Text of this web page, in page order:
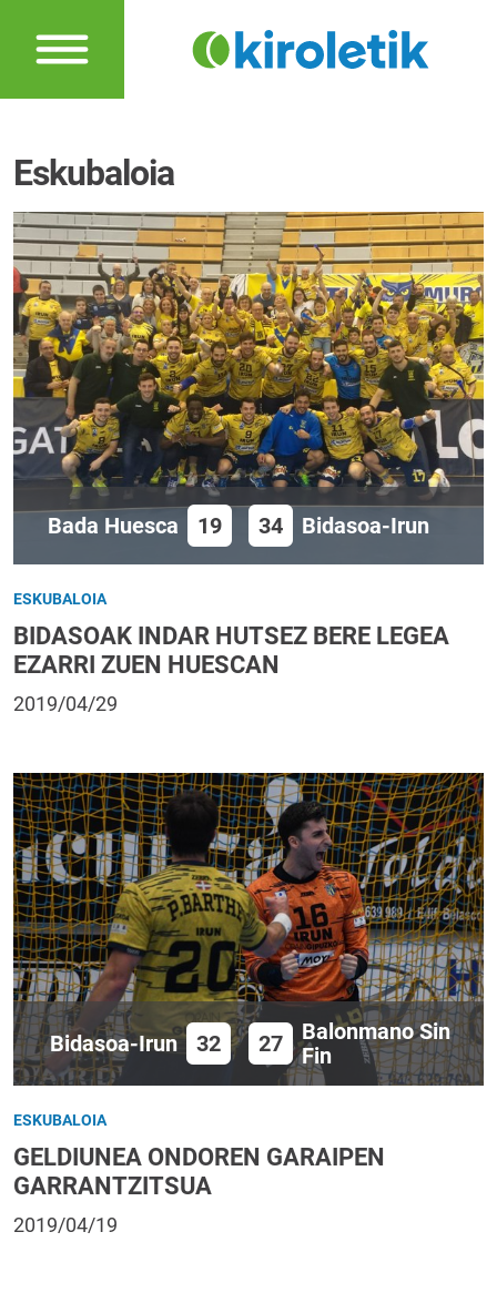
Eskubaloia
Bada Huesca 19 34 Bidasoa-Irun
ESKUBALOIA
BIDASOAK INDAR HUTSEZ BERE LEGEA
EZARRI ZUEN HUESCAN
2019/04/29
Bidasoa-Irun 32 27
Balonmano Sin
Fin
ESKUBALOIA
GELDIUNEA ONDOREN GARAIPEN
GARRANTZITSUA
2019/04/19